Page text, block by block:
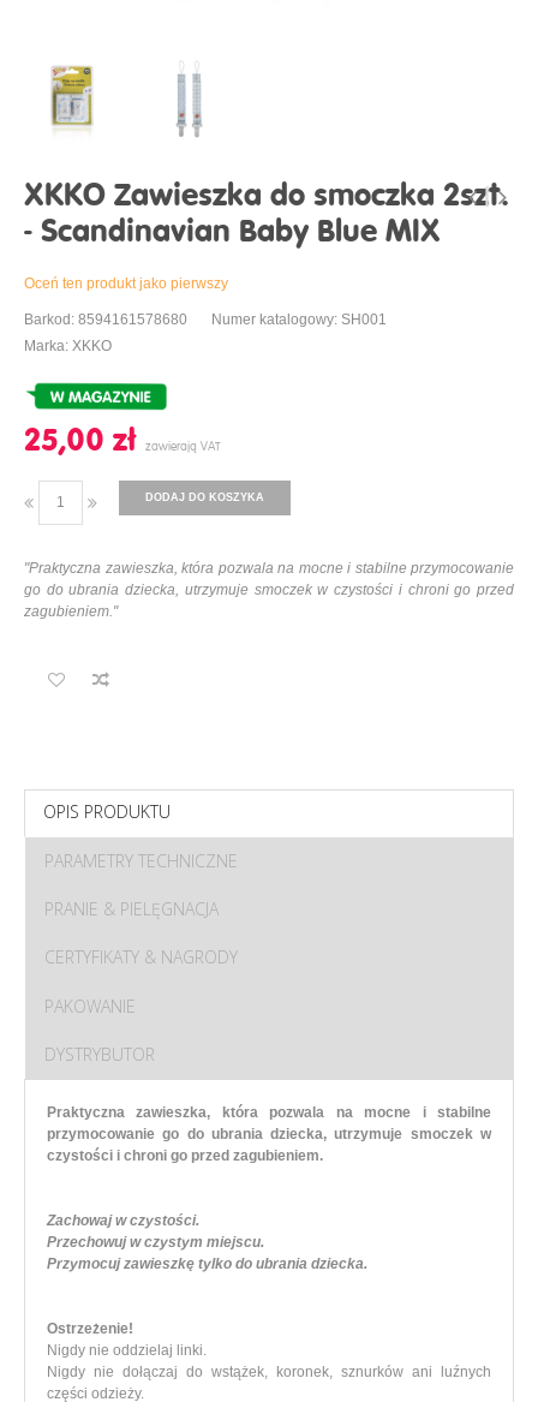
XKKO Zawieszka do smoczka 2szt.
- Scandinavian Baby Blue MIX
Oceń ten produkt jako pierwszy
Barkod: 8594161578680
Numer katalogowy: SH001
Marka: XKKO
25,00 ‎zł
DODAJ DO KOSZYKA
"Praktyczna zawieszka, która pozwala na mocne i stabilne przymocowanie
go do ubrania dziecka, utrzymuje smoczek w czystości i chroni go przed
zagubieniem."
OPIS PRODUKTU
PARAMETRY TECHNICZNE
PRANIE & PIELĘGNACJA
CERTYFIKATY & NAGRODY
PAKOWANIE
DYSTRYBUTOR
Praktyczna zawieszka, która pozwala na mocne i stabilne
przymocowanie go do ubrania dziecka, utrzymuje smoczek w
czystości i chroni go przed zagubieniem.
Zachowaj w czystości.
Przechowuj w czystym miejscu.
Przymocuj zawieszkę tylko do ubrania dziecka.
Ostrzeżenie!
Nigdy nie oddzielaj linki.
Nigdy nie dołączaj do wstążek, koronek, sznurków ani luźnych
części odzieży.